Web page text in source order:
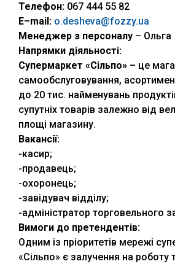
Телефон: 067 444 55 82
E–mail : o.desheva@fozzy.ua
Менеджер з персоналу –
Напрямки діяльності:
Супермаркет «Сільпо» – це
самообслуговування,
до 20 тис. найменувань
супутніх товарів залежно від
площі магазину.
Вакансії:
-касир;
-продавець;
-охоронець;
-завідувач відділу;
-адміністратор торговельного
Вимоги до претендентів:
Одним із пріоритетів мережі
«Сільпо» є залучення на роботу